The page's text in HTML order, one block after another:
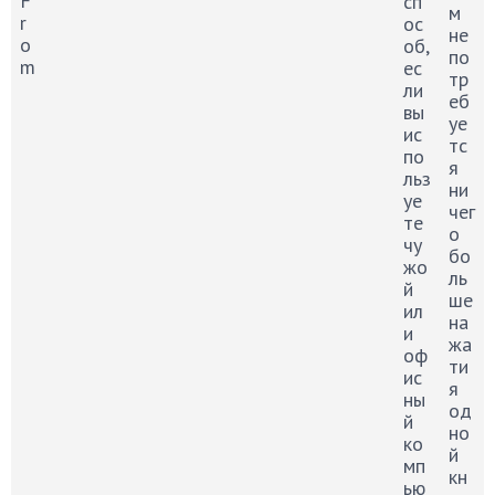
r
o
m
ос
об,
ес
ли
вы
ис
по
льз
уе
те
чу
жо
й
ил
и
оф
ис
ны
й
ко
мп
ью
м
не
по
тр
еб
уе
тс
я
ни
чег
о
бо
ль
ше
на
жа
ти
я
од
но
й
кн